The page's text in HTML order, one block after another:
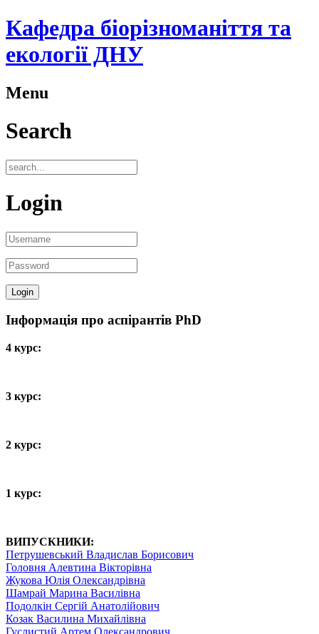
Кафедра біорізноманіття та
екології ДНУ
Menu
Search
Login
Інформація про аспірантів PhD
4 курс:
3 курс:
2 курс:
1 курс:
ВИПУСКНИКИ:
Петрушевський Владислав Борисович
Головня Алевтина Вікторівна
Жукова Юлія Олександрівна
Шамрай Марина Василівна
Подолкін Сергій Анатолійович
Козак Василина Михайлівна
Гуслистий Артем Олександрович